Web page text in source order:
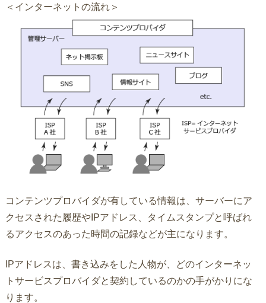
＜インターネットの流れ＞
コンテンツプロバイダが有している情報は、サーバーにア
クセスされた履歴やIPアドレス、タイムスタンプと呼ばれ
るアクセスのあった時間の記録などが主になります。
IPアドレスは、書き込みをした人物が、どのインターネッ
トサービスプロバイダと契約しているのかの手がかりにな
ります。